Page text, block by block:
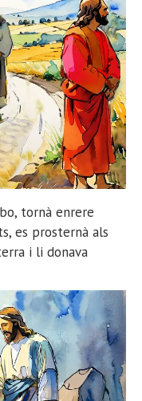
bo, tornà enrere
es prosternà als
i li donava